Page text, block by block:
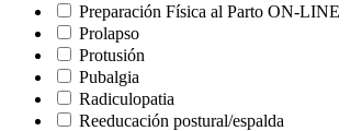
Preparación Física al Parto ON-LINE
Prolapso
Protusión
Pubalgia
Radiculopatia
Reeducación postural/espalda